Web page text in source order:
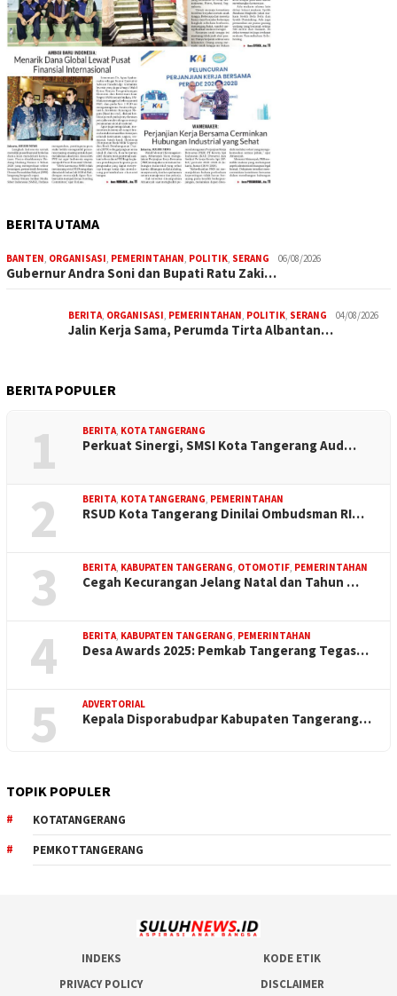
BERITA UTAMA
BANTEN ORGANISASI PEMERINTAHAN POLITIK SERANG 06/08/2026
Gubernur Andra Soni dan Bupati Ratu Zaki…
BERITA ORGANISASI PEMERINTAHAN POLITIK SERANG 04/08/2026
Jalin Kerja Sama, Perumda Tirta Albantan…
BERITA POPULER
1 BERITA KOTA TANGERANG
Perkuat Sinergi, SMSI Kota Tangerang Aud…
2 BERITA KOTA TANGERANG PEMERINTAHAN
RSUD Kota Tangerang Dinilai Ombudsman RI…
3 BERITA KABUPATEN TANGERANG OTOMOTIF PEMERINTAHAN
Cegah Kecurangan Jelang Natal dan Tahun …
4 BERITA KABUPATEN TANGERANG PEMERINTAHAN
Desa Awards 2025: Pemkab Tangerang Tegas…
5 ADVERTORIAL
Kepala Disporabudpar Kabupaten Tangerang…
TOPIK POPULER
KOTATANGERANG
PEMKOTTANGERANG
INDEKS
KODE ETIK
PRIVACY POLICY
DISCLAIMER